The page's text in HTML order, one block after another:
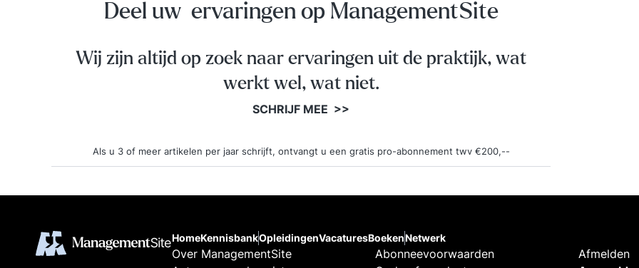
Deel uw ervaringen op ManagementSite
Wij zijn altijd op zoek naar ervaringen uit de praktijk, wat
werkt wel, wat niet.
SCHRIJF MEE >>
Als u 3 of meer artikelen per jaar schrijft, ontvangt u een gratis pro-abonnement twv €200,--
HomeKennisbankOpleidingenVacaturesBoekenNetwerk
Over ManagementSite
Abonneevoorwaarden
Afmelden